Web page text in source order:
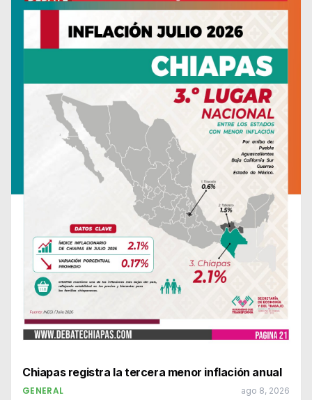
Chiapas registra la tercera menor inflación anual
GENERAL ago 8, 2026